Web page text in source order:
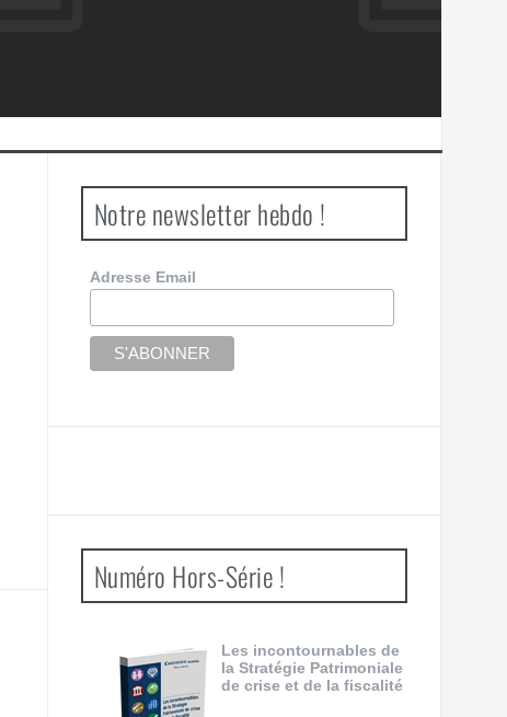
Notre newsletter hebdo !
Adresse Email
Numéro Hors-Série !
Les incontournables de
la Stratégie Patrimoniale
de crise et de la fiscalité